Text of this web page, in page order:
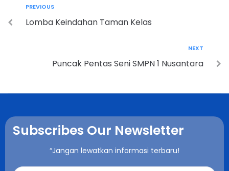
PREVIOUS
Lomba Keindahan Taman Kelas
NEXT
Puncak Pentas Seni SMPN 1 Nusantara
Subscribes Our Newsletter
“Jangan lewatkan informasi terbaru!